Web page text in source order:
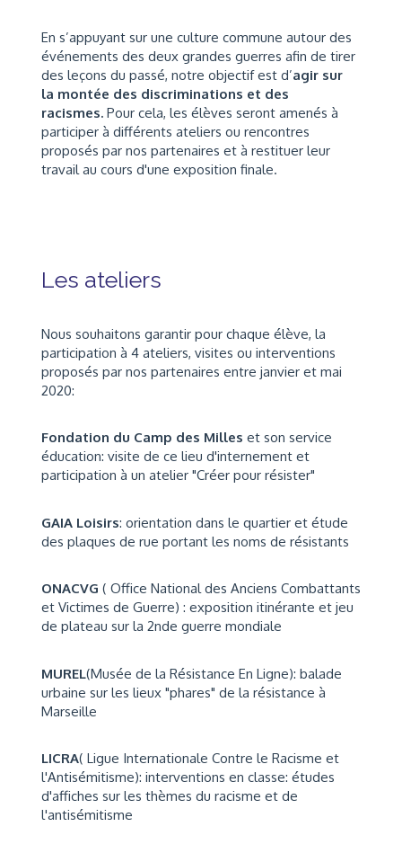
En s’appuyant sur une culture commune autour des
événements des deux grandes guerres afin de tirer
des leçons du passé, notre objectif est d’agir sur
la montée des discriminations et des
racismes. Pour cela, les élèves seront amenés à
participer à différents ateliers ou rencontres
proposés par nos partenaires et à restituer leur
travail au cours d'une exposition finale.
Les ateliers
Nous souhaitons garantir pour chaque élève, la
participation à 4 ateliers, visites ou interventions
proposés par nos partenaires entre janvier et mai
2020:
Fondation du Camp des Milles et son service
éducation: visite de ce lieu d'internement et
participation à un atelier "Créer pour résister"
GAIA Loisirs: orientation dans le quartier et étude
des plaques de rue portant les noms de résistants
ONACVG ( Office National des Anciens Combattants
et Victimes de Guerre) : exposition itinérante et jeu
de plateau sur la 2nde guerre mondiale
MUREL(Musée de la Résistance En Ligne): balade
urbaine sur les lieux "phares" de la résistance à
Marseille
LICRA( Ligue Internationale Contre le Racisme et
l'Antisémitisme): interventions en classe: études
d'affiches sur les thèmes du racisme et de
l'antisémitisme